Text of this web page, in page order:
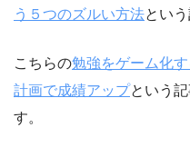
う５つのズルい方法とい
こちらの勉強をゲーム化
計画で成績アップという
す。